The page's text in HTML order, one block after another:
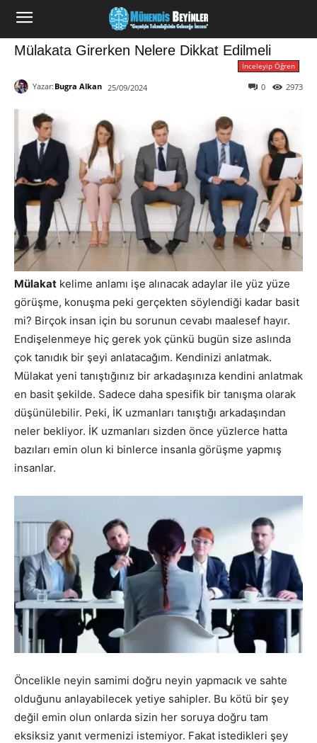
Mülakata Girerken Nelere Dikkat Edilmeli
İnceleyip Öğren
Yazar: Bugra Alkan 25/09/2024 2973
0
Mülakat kelime anlamı işe alınacak adaylar ile yüz yüze
görüşme, konuşma peki gerçekten söylendiği kadar basit
mi? Birçok insan için bu sorunun cevabı maalesef hayır.
Endişelenmeye hiç gerek yok çünkü bugün size aslında
çok tanıdık bir şeyi anlatacağım. Kendinizi anlatmak.
Mülakat yeni tanıştığınız bir arkadaşınıza kendini anlatmak
en basit şekilde. Sadece daha spesifik bir tanışma olarak
düşünülebilir. Peki, İK uzmanları tanıştığı arkadaşından
neler bekliyor. İK uzmanları sizden önce yüzlerce hatta
bazıları emin olun ki binlerce insanla görüşme yapmış
insanlar.
Öncelikle neyin samimi doğru neyin yapmacık ve sahte
olduğunu anlayabilecek yetiye sahipler. Bu kötü bir şey
değil emin olun onlarda sizin her soruya doğru tam
eksiksiz yanıt vermenizi istemiyor. Fakat istedikleri şey